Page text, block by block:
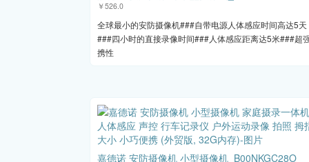
￥526.0
全球最小的安防摄像机###自带电源人体感应时间高达5天
###四小时的直接录像时间###人体感应距离达5米###超
携性
嘉德诺 安防摄像机 小型摄像机_B00NKGC28O